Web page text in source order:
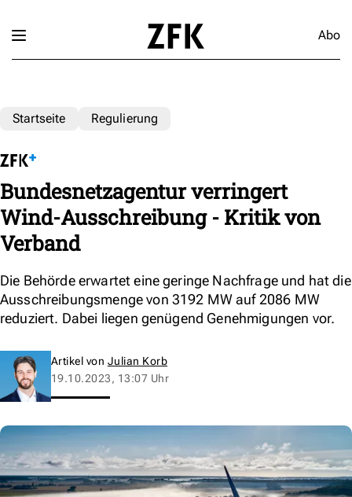
Abo
Startseite Regulierung
Bundesnetzagentur verringert
Wind-Ausschreibung - Kritik von
Verband
Die Behörde erwartet eine geringe Nachfrage und hat die
Ausschreibungsmenge von 3192 MW auf 2086 MW
reduziert. Dabei liegen genügend Genehmigungen vor.
Artikel von Julian Korb
19.10.2023, 13:07 Uhr